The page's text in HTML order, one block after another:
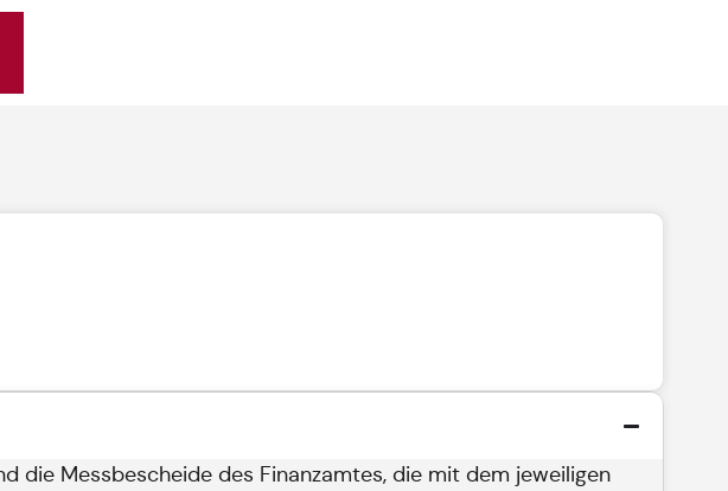
die Messbescheide des Finanzamtes, die mit dem jeweiligen